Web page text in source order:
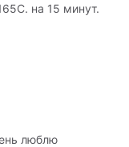
на 15 минут.
люблю